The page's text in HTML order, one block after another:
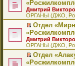
щ
е
н
и
ю
у
с
о
о
б
щ
е
н
и
ю
н
н
о
м
у
с
о
о
б
щ
е
т
а
н
н
м
у
с
о
п
р
о
ч
т
а
н
н
о
м
у
н
п
р
о
ч
к
п
е
р
о
м
у
н
р
е
й
т
к
п
е
р
Дмитрий
ОРГАНЫ (ДЖО,
П
р
е
й
т
Отдел
Дмитрий
ОРГАНЫ (ДЖО,
П
Отдел